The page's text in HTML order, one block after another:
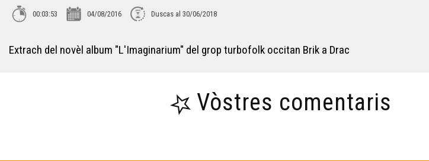
00:03:53 04/08/2016 Duscas al 30/06/2018
Extrach del novèl album "L'Imaginarium" del grop turbofolk occitan Brik a Drac
Vòstres comentaris